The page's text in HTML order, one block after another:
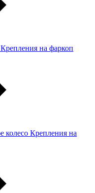
Крепления на фаркоп
Крепления на